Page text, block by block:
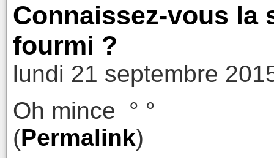
Connaissez-vous la
fourmi ?
lundi 21 septembre
Oh mince ° °
(Permalink)